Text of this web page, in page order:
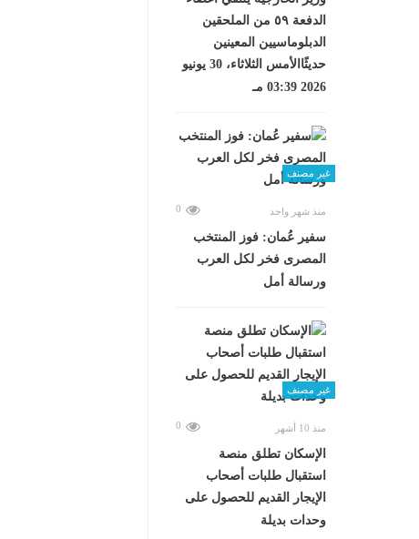
الدفعة ٥٩ من الملحقين
الدبلوماسيين المعينين
حديثًاالأمس الثلاثاء، 30 يونيو
2026 03:39 مـ
غير مصنف
منذ شهر واحد 0
سفير عُمان: فوز المنتخب
المصرى فخر لكل العرب
ورسالة أمل
غير مصنف
منذ 10 أشهر 0
الإسكان تطلق منصة
استقبال طلبات أصحاب
الإيجار القديم للحصول على
وحدات بديلة